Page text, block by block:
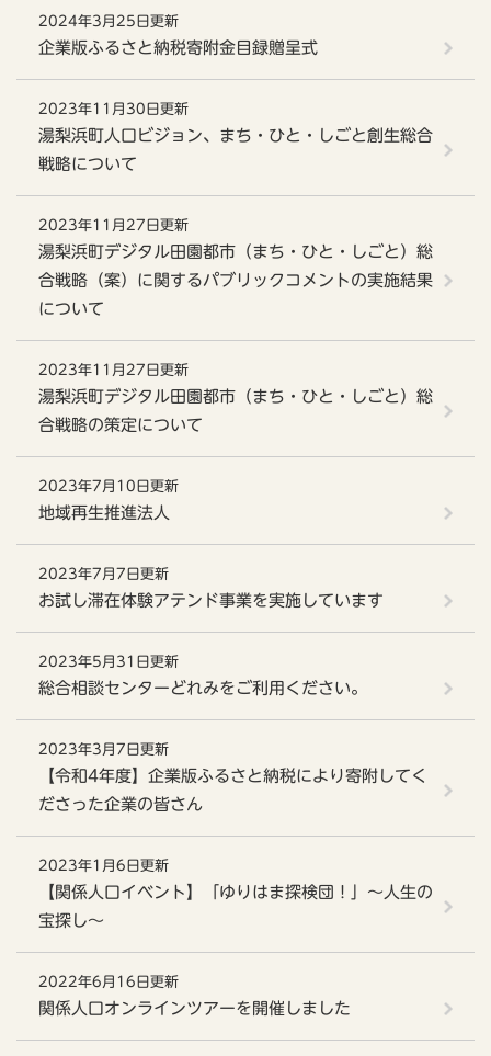
2024年3月25日更新
企業版ふるさと納税寄附金目録贈呈式
2023年11月30日更新
湯梨浜町人口ビジョン、まち・ひと・しごと創生総合
戦略について
2023年11月27日更新
湯梨浜町デジタル田園都市（まち・ひと・しごと）総
合戦略（案）に関するパブリックコメントの実施結果
について
2023年11月27日更新
湯梨浜町デジタル田園都市（まち・ひと・しごと）総
合戦略の策定について
2023年7月10日更新
地域再生推進法人
2023年7月7日更新
お試し滞在体験アテンド事業を実施しています
2023年5月31日更新
総合相談センターどれみをご利用ください。
2023年3月7日更新
【令和4年度】企業版ふるさと納税により寄附してく
ださった企業の皆さん
2023年1月6日更新
【関係人口イベント】「ゆりはま探検団！」～人生の
宝探し～
2022年6月16日更新
関係人口オンラインツアーを開催しました